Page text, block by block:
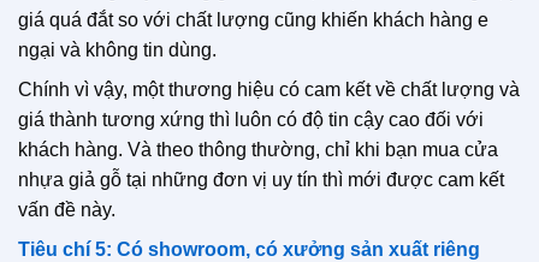
giá quá đắt so với chất lượng cũng khiến khách hàng e
ngại và không tin dùng.
Chính vì vậy, một thương hiệu có cam kết về chất lượng và
giá thành tương xứng thì luôn có độ tin cậy cao đối với
khách hàng. Và theo thông thường, chỉ khi bạn mua cửa
nhựa giả gỗ tại những đơn vị uy tín thì mới được cam kết
vấn đề này.
Tiêu chí 5: Có showroom, có xưởng sản xuất riêng